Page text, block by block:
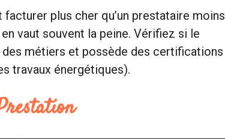
plus cher qu’un prestataire moins
vaut souvent la peine. Vérifiez si le
métiers et possède des certifications
travaux énergétiques).